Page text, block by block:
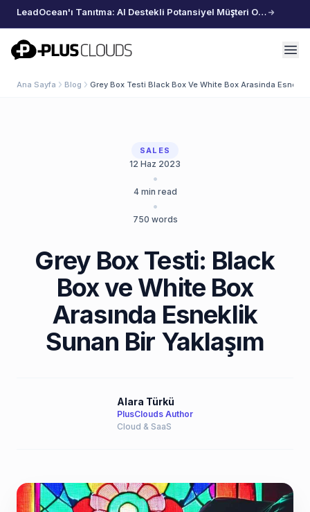
LeadOcean'ı Tanıtma: AI Destekli Potansiyel Müşteri Oluşturma, Özenle Seçilmiş Veriler, Zahmetsiz Büyüme
PlusClouds
Ana Sayfa Blog Grey Box Testi Black Box Ve White Box Arasinda
SALES
12 Haz 2023
•
4min read
•
750 words
Grey Box Testi: Black
Box ve White Box
Arasında Esneklik
Sunan Bir Yaklaşım
Alara Türkü
PlusClouds Author
Cloud & SaaS